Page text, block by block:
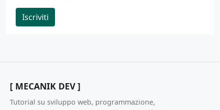
Iscriviti
[ MECANIK DEV ]
Tutorial su sviluppo web, programmazione,